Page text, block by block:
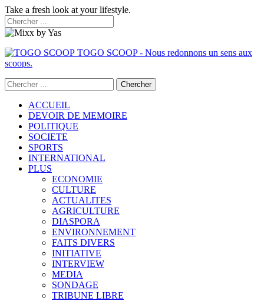
Take a fresh look at your lifestyle.
TOGO SCOOP - Nous redonnons un sens aux
scoops.
ACCUEIL
DEVOIR DE MEMOIRE
POLITIQUE
SOCIETE
SPORTS
INTERNATIONAL
PLUS
ECONOMIE
CULTURE
ACTUALITES
AGRICULTURE
DIASPORA
ENVIRONNEMENT
FAITS DIVERS
INITIATIVE
INTERVIEW
MEDIA
SONDAGE
TRIBUNE LIBRE